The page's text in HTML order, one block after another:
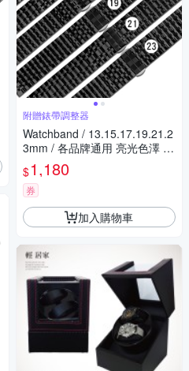
附贈錶帶調整器
Watchband / 13.15.17.19.21.2
3mm / 各品牌通用 亮光色澤 蝴
蝶雙壓扣 不鏽鋼錶帶-黑色
$1,180
券
加入購物車